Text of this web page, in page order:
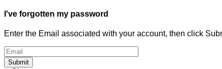
I've forgotten my password
Enter the Email associated with your account, then click
Submit